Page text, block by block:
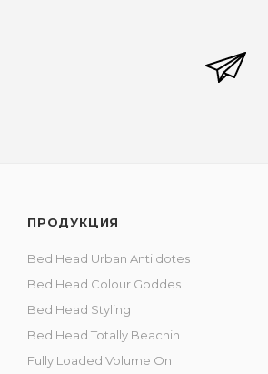
ПРОДУКЦИЯ
Bed Head Urban Anti dotes
Bed Head Colour Goddes
Bed Head Styling
Bed Head Totally Beachin
Fully Loaded Volume On